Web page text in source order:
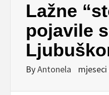
Lažne
pojavile
ByAntonela